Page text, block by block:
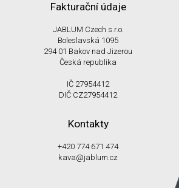
Fakturační údaje
JABLUM Czech s.r.o.
Boleslavská 1095
294 01 Bakov nad Jizerou
Česká republika
IČ 27954412
DIČ CZ27954412
Kontakty
+420 774 671 474
kava@jablum.cz